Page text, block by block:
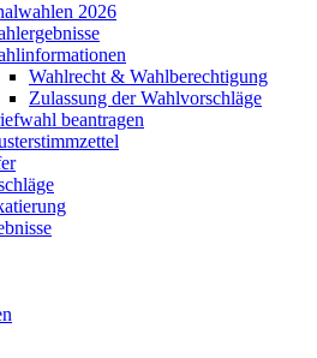
2026
Wahlrecht & Wahlberechtigung
Zulassung der Wahlvorschläge
beantragen